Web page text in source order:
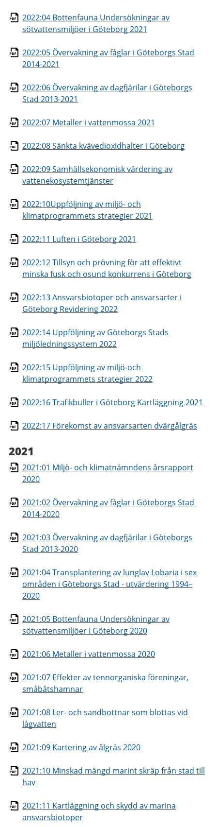
2022:04 Bottenfauna Undersökningar av
sötvattensmiljöer i Göteborg 2021
2022:05 Övervakning av fåglar i Göteborgs Stad
2014-2021
2022:06 Övervakning av dagfjärilar i Göteborgs
Stad 2013-2021
2022:07 Metaller i vattenmossa 2021
2022:08 Sänkta kvävedioxidhalter i Göteborg
2022:09 Samhällsekonomisk värdering av
vattenekosystemtjänster
2022:10Uppföljning av miljö- och
klimatprogrammets strategier 2021
2022:11 Luften i Göteborg 2021
2022:12 Tillsyn och prövning för att effektivt
minska fusk och osund konkurrens i Göteborg
2022:13 Ansvarsbiotoper och ansvarsarter i
Göteborg Revidering 2022
2022:14 Uppföljning av Göteborgs Stads
miljöledningssystem 2022
2022:15 Uppföljning av miljö-och
klimatprogrammets strategier 2022
2022:16 Trafikbuller i Göteborg Kartläggning 2021
2022:17 Förekomst av ansvarsarten dvärgålgräs
2021
2021:01 Miljö- och klimatnämndens årsrapport
2020
2021:02 Övervakning av fåglar i Göteborgs Stad
2014-2020
2021:03 Övervakning av dagfjärilar i Göteborgs
Stad 2013-2020
2021:04 Transplantering av lunglav Lobaria i sex
områden i Göteborgs Stad - utvärdering 1994–
2020
2021:05 Bottenfauna Undersökningar av
sötvattensmiljöer i Göteborg 2020
2021:06 Metaller i vattenmossa 2020
2021:07 Effekter av tennorganiska föreningar,
småbåtshamnar
2021:08 Ler- och sandbottnar som blottas vid
lågvatten
2021:09 Kartering av ålgräs 2020
2021:10 Minskad mängd marint skräp från stad till
hav
2021:11 Kartläggning och skydd av marina
ansvarsbiotoper